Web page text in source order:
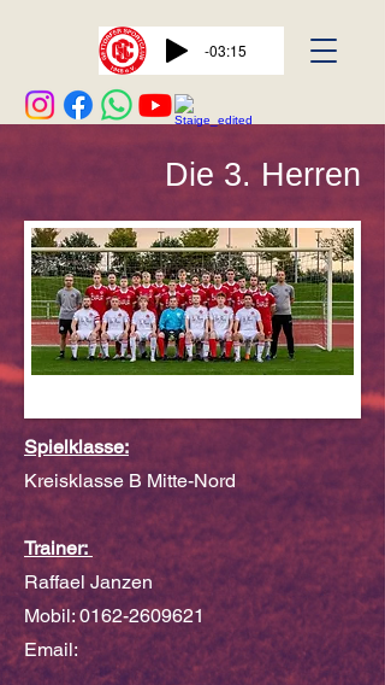
-03:15
Die 3. Herren
Spielklasse:
Kreisklasse B Mitte-Nord
Trainer:
Raffael Janzen
Mobil:0162-2609621
Email: